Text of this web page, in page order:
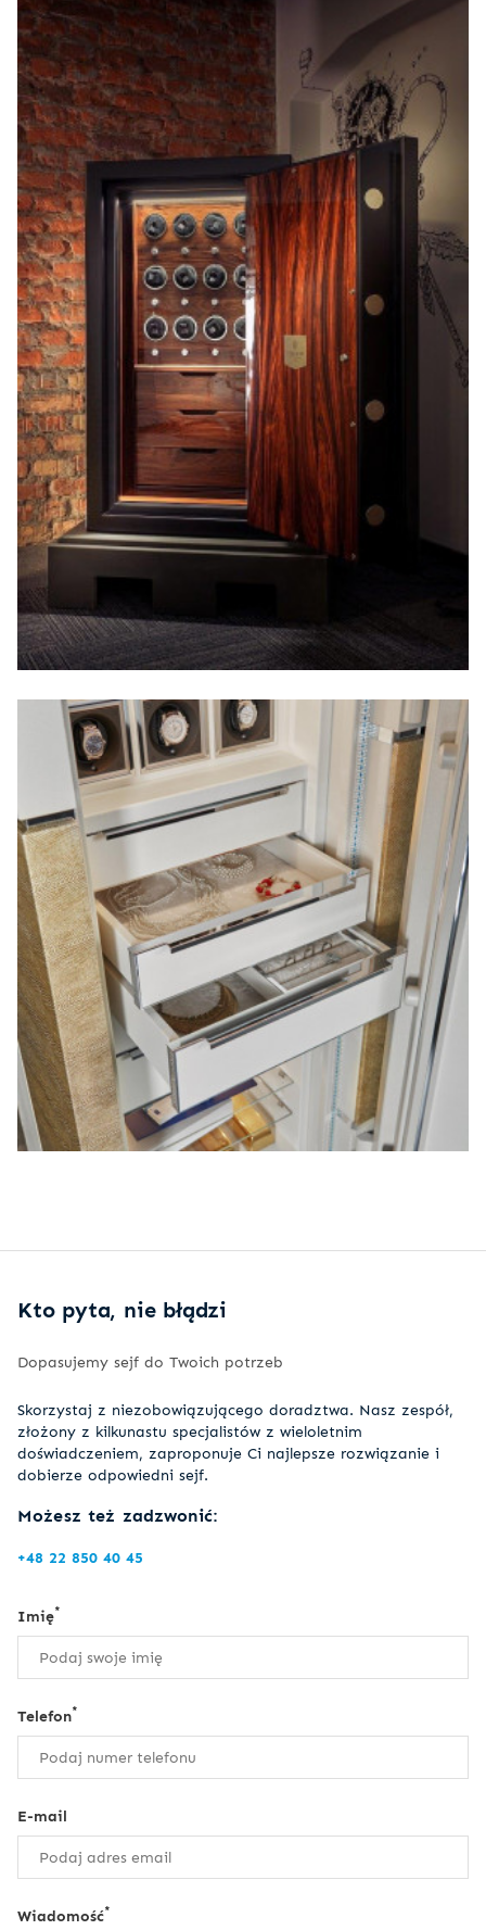
Kto pyta, nie błądzi
Dopasujemy sejf do Twoich potrzeb
Skorzystaj z niezobowiązującego doradztwa. Nasz zespół,
złożony z kilkunastu specjalistów z wieloletnim
doświadczeniem, zaproponuje Ci najlepsze rozwiązanie i
dobierze odpowiedni sejf.
Możesz też zadzwonić:
+48 22 850 40 45
Imię*
Telefon*
E-mail
Wiadomość*